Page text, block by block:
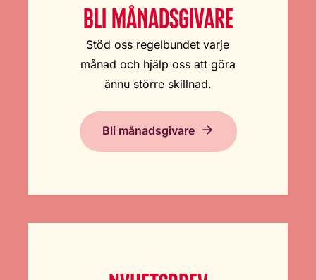
BLI MÅNADSGIVARE
Stöd oss regelbundet varje
månad och hjälp oss att göra
ännu större skillnad.
Bli månadsgivare